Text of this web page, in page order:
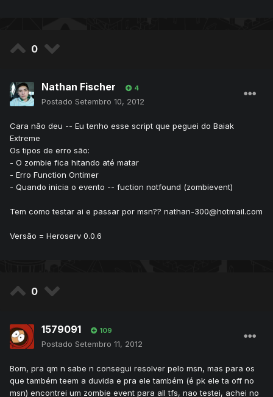
0
Nathan Fischer 4
Postado Setembro 10, 2012
Cara não deu -- Eu tenho esse script que peguei do Baiak
Extreme
Os tipos de erro são:
- O zombie fica hitando até matar
- Erro Function Ontimer
- Quando inicia o evento -- fuction notfound (zombievent)
Tem como testar ai e passar por msn?? nathan-300@hotmail.com
Versão = Heroserv 0.0.6
0
1579091 109
Postado Setembro 11, 2012
Bom, pra qm n sabe n consegui resolver pelo msn, mas para os
que também teem a duvida e pra ele também (é pk ele ta off no
msn) encontrei um zombie event para all tfs, nao testei, achei no